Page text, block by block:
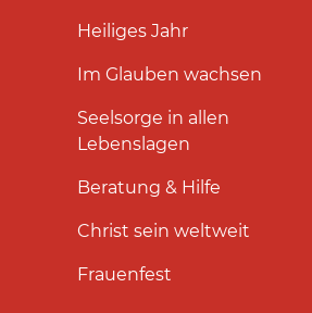
Heiliges Jahr
Im Glauben wachsen
Seelsorge in allen
Lebenslagen
Beratung & Hilfe
Christ sein weltweit
Frauenfest